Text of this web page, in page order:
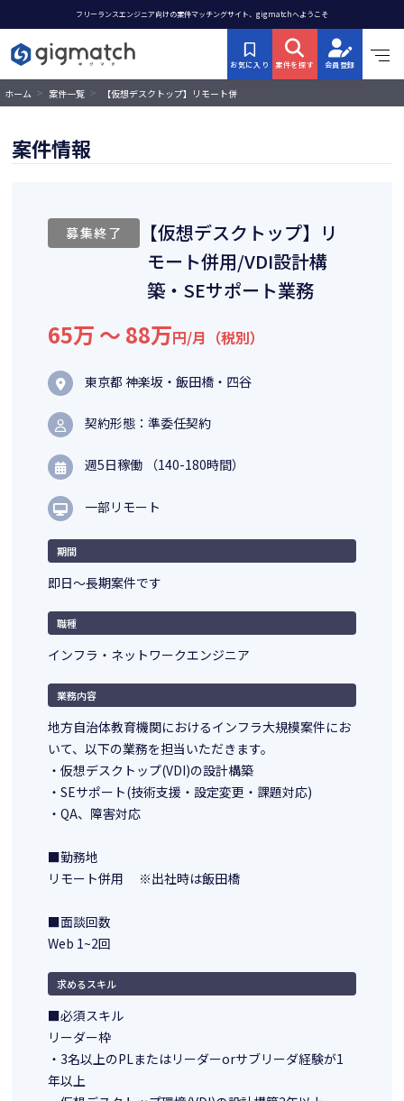
フリーランスエンジニア向けの案件マッチングサイト、gigmatchへようこそ
お気に入り 案件を探す 会員登録
ホーム > 案件一覧 >
【仮想デスクトップ】リモート併
案件情報
募集終了
【仮想デスクトップ】リ
モート併用/VDI設計構
築・SEサポート業務
65万 〜 88万円/月（税別）
東京都 神楽坂・飯田橋・四谷
契約形態：準委任契約
週5日稼働 （140-180時間）
一部リモート
期間
即日～長期案件です
職種
インフラ・ネットワークエンジニア
業務内容
地方自治体教育機関におけるインフラ大規模案件にお
いて、以下の業務を担当いただきます。
・仮想デスクトップ(VDI)の設計構築
・SEサポート(技術支援・設定変更・課題対応)
・QA、障害対応
■勤務地
リモート併用 ※出社時は飯田橋
■面談回数
Web 1~2回
求めるスキル
■必須スキル
リーダー枠
・3名以上のPLまたはリーダーorサブリーダ経験が1
年以上